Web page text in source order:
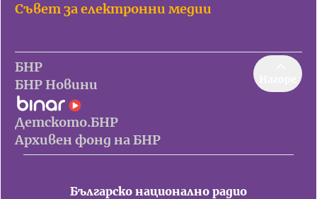
Съвет за електронни медии
БНР
БНР Новини
Детското.БНР
Архивен фонд на БНР
Българско национално радио